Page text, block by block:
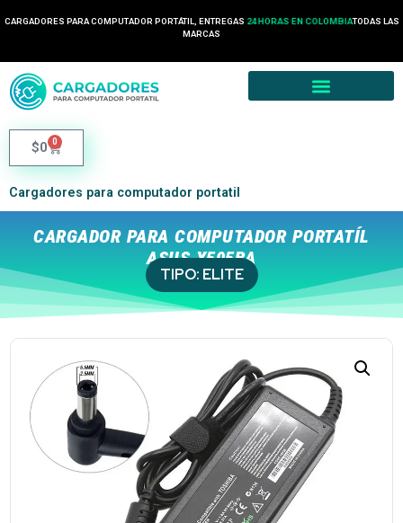
CARGADORES PARA COMPUTADOR PORTÁTIL, ENTREGAS 24 HORAS EN COLOMBIATODAS LAS
MARCAS
$0 0
Cargadores para computador portatil
CARGADOR PARA COMPUTADOR PORTATÍL
ASUS X505BA
TIPO: ELITE